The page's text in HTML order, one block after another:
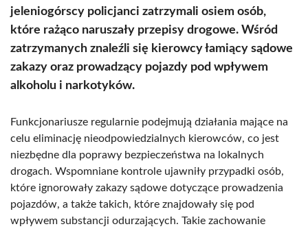
jeleniogórscy policjanci zatrzymali osiem osób,
które rażąco naruszały przepisy drogowe. Wśród
zatrzymanych znaleźli się kierowcy łamiący sądowe
zakazy oraz prowadzący pojazdy pod wpływem
alkoholu i narkotyków.
Funkcjonariusze regularnie podejmują działania mające na
celu eliminację nieodpowiedzialnych kierowców, co jest
niezbędne dla poprawy bezpieczeństwa na lokalnych
drogach. Wspomniane kontrole ujawniły przypadki osób,
które ignorowały zakazy sądowe dotyczące prowadzenia
pojazdów, a także takich, które znajdowały się pod
wpływem substancji odurzających. Takie zachowanie